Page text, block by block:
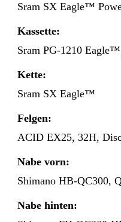
Sram SX Eagle™
Kassette:
Sram PG-1210
Kette:
Sram SX Eagle™
Felgen:
ACID EX25, 32H,
Nabe vorn:
Shimano HB-QC300,
Nabe hinten: